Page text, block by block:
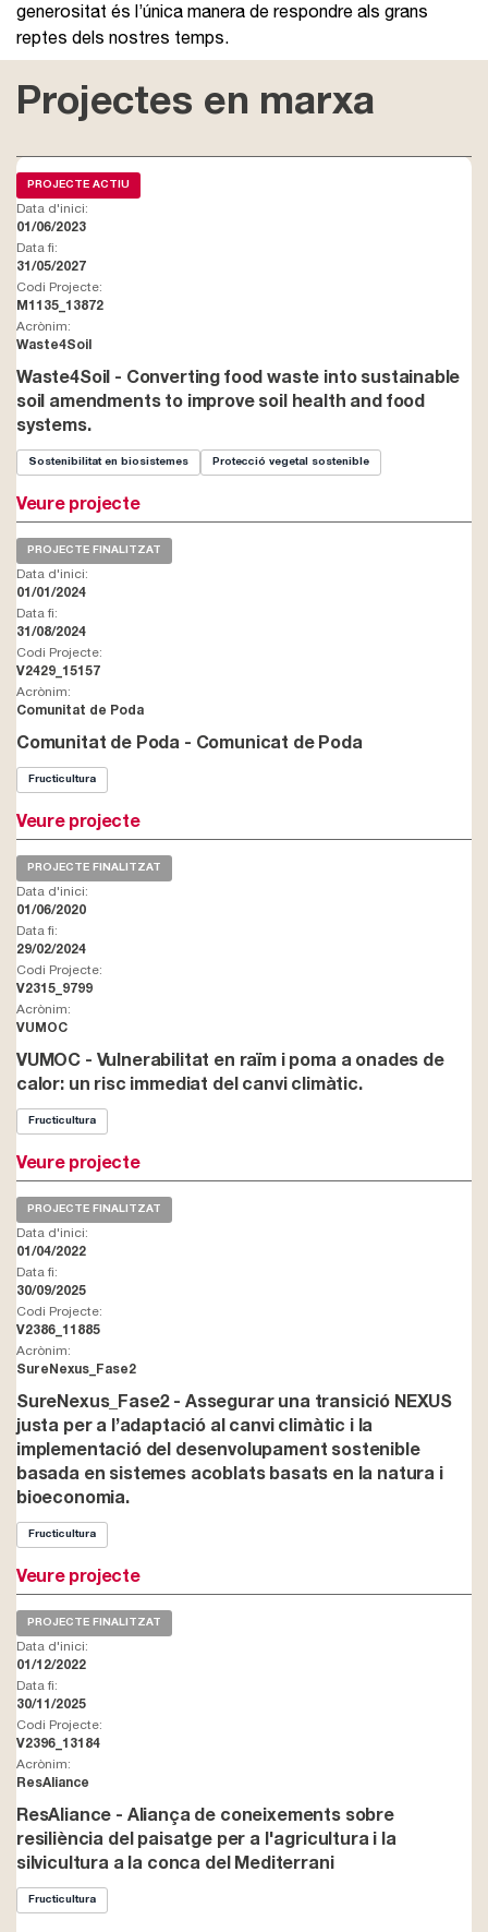
generositat és l’única manera de respondre als grans
reptes dels nostres temps.
Projectes en marxa
PROJECTE ACTIU
Data d'inici:
01/06/2023
Data fi:
31/05/2027
Codi Projecte:
M1135_13872
Acrònim:
Waste4Soil
Waste4Soil - Converting food waste into sustainable
soil amendments to improve soil health and food
systems.
Sostenibilitat en biosistemes Protecció vegetal sostenible
Veure projecte
PROJECTE FINALITZAT
Data d'inici:
01/01/2024
Data fi:
31/08/2024
Codi Projecte:
V2429_15157
Acrònim:
Comunitat de Poda
Comunitat de Poda - Comunicat de Poda
Fructicultura
Veure projecte
PROJECTE FINALITZAT
Data d'inici:
01/06/2020
Data fi:
29/02/2024
Codi Projecte:
V2315_9799
Acrònim:
VUMOC
VUMOC - Vulnerabilitat en raïm i poma a onades de
calor: un risc immediat del canvi climàtic.
Fructicultura
Veure projecte
PROJECTE FINALITZAT
Data d'inici:
01/04/2022
Data fi:
30/09/2025
Codi Projecte:
V2386_11885
Acrònim:
SureNexus_Fase2
SureNexus_Fase2 - Assegurar una transició NEXUS
justa per a l’adaptació al canvi climàtic i la
implementació del desenvolupament sostenible
basada en sistemes acoblats basats en la natura i
bioeconomia.
Fructicultura
Veure projecte
PROJECTE FINALITZAT
Data d'inici:
01/12/2022
Data fi:
30/11/2025
Codi Projecte:
V2396_13184
Acrònim:
ResAliance
ResAliance - Aliança de coneixements sobre
resiliència del paisatge per a l'agricultura i la
silvicultura a la conca del Mediterrani
Fructicultura